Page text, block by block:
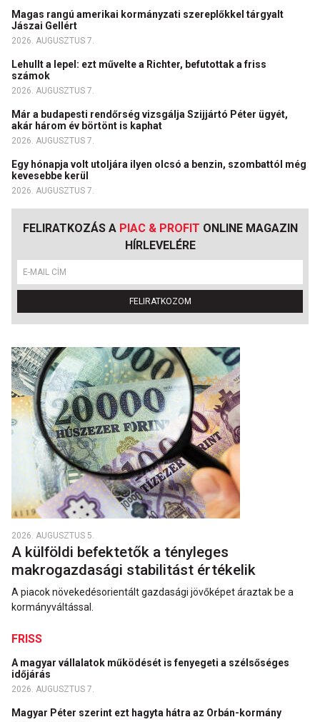
Magas rangú amerikai kormányzati szereplőkkel tárgyalt
Jászai Gellért
2026. AUGUSZTUS 7.
Lehullt a lepel: ezt művelte a Richter, befutottak a friss
számok
2026. AUGUSZTUS 7.
Már a budapesti rendőrség vizsgálja Szijjártó Péter ügyét,
akár három év börtönt is kaphat
2026. AUGUSZTUS 7.
Egy hónapja volt utoljára ilyen olcsó a benzin, szombattól még
kevesebbe kerül
2026. AUGUSZTUS 7.
FELIRATKOZÁS A PIAC & PROFIT ONLINE MAGAZIN
HÍRLEVELÉRE
FELIRATKOZOM
2026. AUGUSZTUS 5.
A külföldi befektetők a tényleges
makrogazdasági stabilitást értékelik
A piacok növekedésorientált gazdasági jövőképet áraztak be a
kormányváltással.
FRISS
A magyar vállalatok működését is fenyegeti a szélsőséges
időjárás
2026. AUGUSZTUS 7.
Magyar Péter szerint ezt hagyta hátra az Orbán-kormány